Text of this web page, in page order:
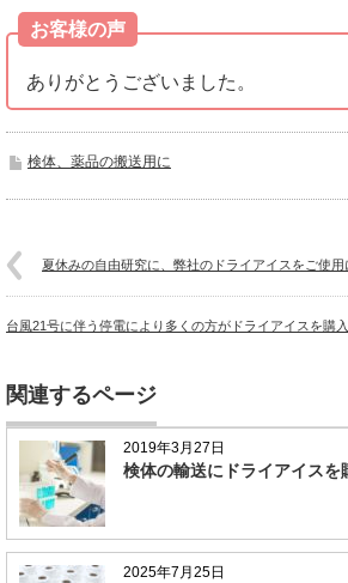
お客様の声
ありがとうございました。
検体、薬品の搬送用に
夏休みの自由研究に、弊社のドライアイスをご使用
台風21号に伴う停電により多くの方がドライアイスを購入
関連するページ
2019年3月27日
検体の輸送にドライアイスを
2025年7月25日